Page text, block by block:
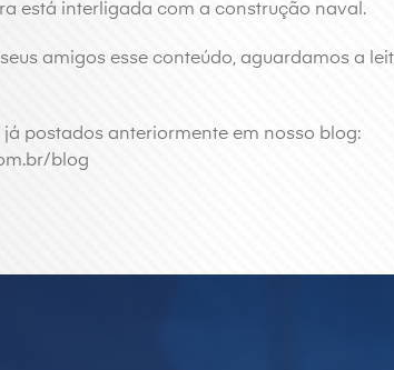
está interligada com a construção naval.
amigos esse conteúdo, aguardamos a
já postados anteriormente em nosso blog:
blog